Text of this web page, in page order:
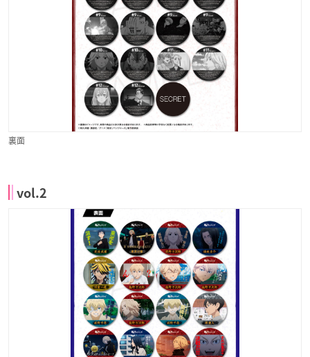
裏面
vol.2